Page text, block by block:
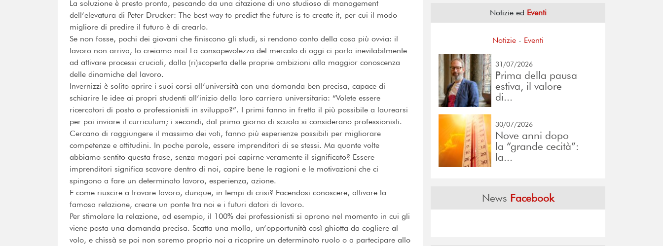
La soluzione è presto pronta, pescando da una citazione di uno studioso di management
dell’elevatura di Peter Drucker: The best way to predict the future is to create it, per cui il modo
migliore di predire il futuro è di crearlo.
Se non fosse, pochi dei giovani che finiscono gli studi, si rendono conto della cosa più ovvia: il
lavoro non arriva, lo creiamo noi! La consapevolezza del mercato di oggi ci porta inevitabilmente
ad attivare processi cruciali, dalla (ri)scoperta delle proprie ambizioni alla maggior conoscenza
delle dinamiche del lavoro.
Invernizzi è solito aprire i suoi corsi all’università con una domanda ben precisa, capace di
schiarire le idee ai propri studenti all’inizio della loro carriera universitaria: “Volete essere
ricercatori di posto o professionisti in sviluppo?”. I primi fanno in fretta il più possibile a laurearsi
per poi inviare il curriculum; i secondi, dal primo giorno di scuola si considerano professionisti.
Cercano di raggiungere il massimo dei voti, fanno più esperienze possibili per migliorare
competenze e attitudini. In poche parole, essere imprenditori di se stessi. Ma quante volte
abbiamo sentito questa frase, senza magari poi capirne veramente il significato? Essere
imprenditori significa scavare dentro di noi, capire bene le ragioni e le motivazioni che ci
spingono a fare un determinato lavoro, esperienza, azione.
E come riuscire a trovare lavoro, dunque, in tempi di crisi? Facendosi conoscere, attivare la
famosa relazione, creare un ponte tra noi e i futuri datori di lavoro.
Per stimolare la relazione, ad esempio, il 100% dei professionisti si aprono nel momento in cui gli
viene posta una domanda precisa. Scatta una molla, un’opportunità così ghiotta da cogliere al
volo, e chissà se poi non saremo proprio noi a ricoprire un determinato ruolo o a partecipare allo
Notizie ed Eventi
Notizie - Eventi
31/07/2026
Prima della pausa
estiva, il valore
di...
30/07/2026
Nove anni dopo
la “grande cecità”:
la...
News Facebook